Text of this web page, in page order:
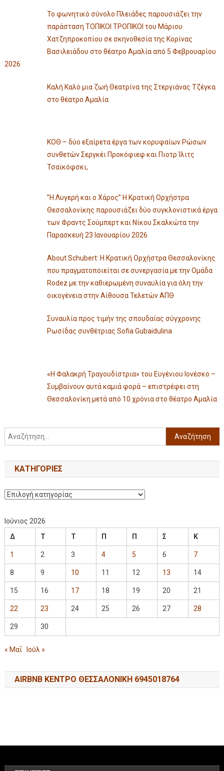
Το φωνητικό σύνολο Πλειάδες παρουσιάζει την
παράσταση ΤΟΠΙΚΟΙ ΤΡΟΠΙΚΟΙ του Μάριου
Χατζηπροκοπίου σε σκηνοθεσία της Κορίνας
Βασιλειάδου στο θέατρο Αμαλία από 5 Φεβρουαρίου
2026
Καλή Καλό μια ζωή Θεατρίνα της Στεργιάνας Τζέγκα
στο θέατρο Αμαλία
ΚΟΘ – δύο εξαίρετα έργα των κορυφαίων Ρώσων
συνθετών Σεργκέι Προκόφιεφ και Πιοτρ Ίλιτς
Τσαϊκόφσκι,
”Η Λυγερή και ο Χάρος” Η Κρατική Ορχήστρα
Θεσσαλονίκης παρουσιάζει δύο συγκλονιστικά έργα
των Φραντς Σούμπερτ και Νίκου Σκαλκώτα την
Παρασκευή 23 Ιανουαρίου 2026
About Schubert: Η Κρατική Ορχήστρα Θεσσαλονίκης
που πραγματοποιείται σε συνεργασία με την Ομάδα
Rodez με την καθιερωμένη συναυλία για όλη την
οικογένεια στην Αίθουσα Τελετών ΑΠΘ
Συναυλία προς τιμήν της σπουδαίας σύγχρονης
Ρωσίδας συνθέτριας Sofia Gubaidulina
«Η Φαλακρή Τραγουδίστρια» του Ευγένιου Ιονέσκο –
Συμβαίνουν αυτά καμιά φορά – επιστρέφει στη
Θεσσαλονίκη μετά από 10 χρόνια στο θέατρο Αμαλία
KΑΤΗΓΟΡΊΕΣ
Ιούνιος 2026
Δ
Τ Τ Π Π Σ Κ
1 2 3 4 5 6 7
8 9 10 11 12 13 14
15 16 17 18 19 20 21
22 23 24 25 26 27 28
29 30
« Μαΐ Ιούλ »
AIRBNB ΚΕΝΤΡΟ ΘΕΣΣΑΛΟΝΙΚΗ 6945018764